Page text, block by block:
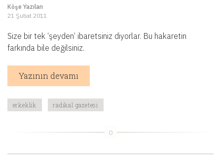
Köşe Yazıları
21 Şubat 2011
Size bir tek ‘şeyden’ ibaretsiniz diyorlar. Bu hakaretin
farkında bile değilsiniz.
Yazının devamı
erkeklik radikal gazetesi